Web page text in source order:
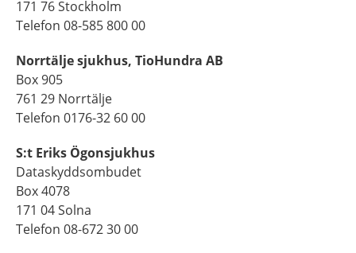
171 76 Stockholm
Telefon 08-585 800 00
Norrtälje sjukhus, TioHundra AB
Box 905
761 29 Norrtälje
Telefon 0176-32 60 00
S:t Eriks Ögonsjukhus
Dataskyddsombudet
Box 4078
171 04 Solna
Telefon 08-672 30 00